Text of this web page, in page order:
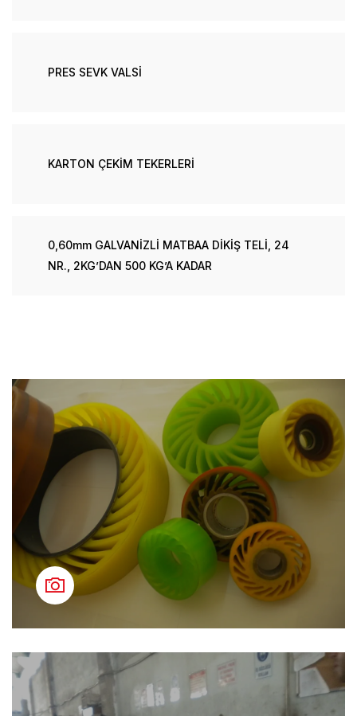
PRES SEVK VALSİ
KARTON ÇEKİM TEKERLERİ
0,60mm GALVANİZLİ MATBAA DİKİŞ TELİ, 24
NR., 2KG’DAN 500 KG’A KADAR